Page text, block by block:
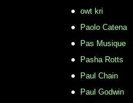
owt kri
Paolo Catena
Pas Musique
Pasha Rotts
Paul Chain
Paul Godwin